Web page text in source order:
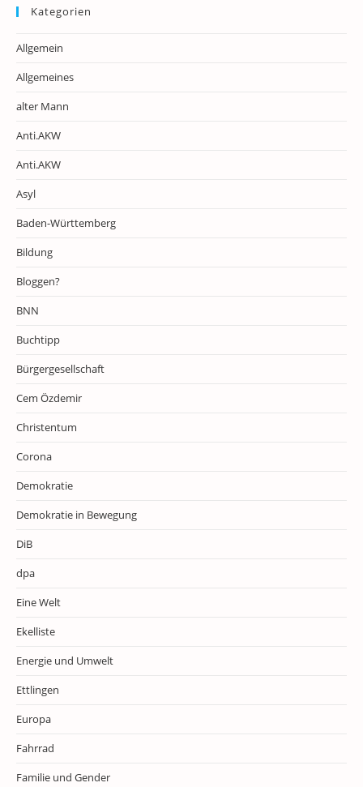
Kategorien
Allgemein
Allgemeines
alter Mann
Anti.AKW
Anti.AKW
Asyl
Baden-Württemberg
Bildung
Bloggen?
BNN
Buchtipp
Bürgergesellschaft
Cem Özdemir
Christentum
Corona
Demokratie
Demokratie in Bewegung
DiB
dpa
Eine Welt
Ekelliste
Energie und Umwelt
Ettlingen
Europa
Fahrrad
Familie und Gender